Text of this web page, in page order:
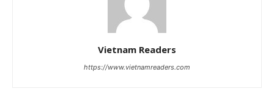
Vietnam Readers
https://www.vietnamreaders.com